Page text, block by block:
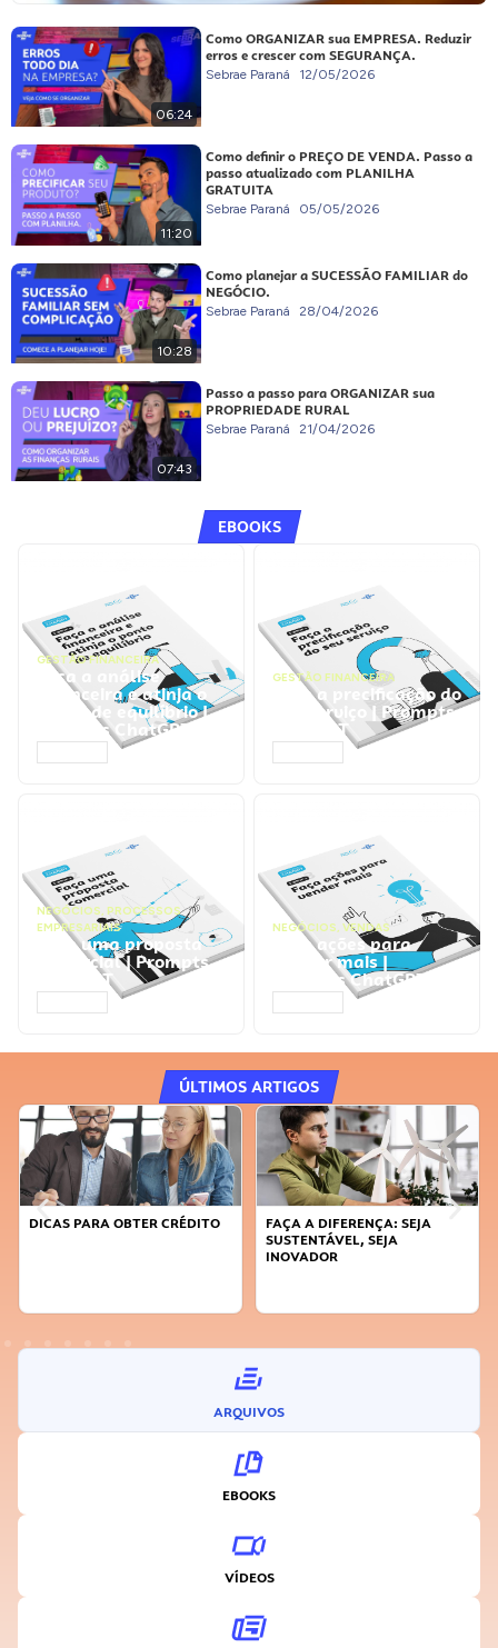
06:24
Como ORGANIZAR sua EMPRESA. Reduzir
erros e crescer com SEGURANÇA.
Sebrae Paraná 12/05/2026
11:20
Como definir o PREÇO DE VENDA. Passo a
passo atualizado com PLANILHA
GRATUITA
Sebrae Paraná 05/05/2026
10:28
Como planejar a SUCESSÃO FAMILIAR do
NEGÓCIO.
Sebrae Paraná 28/04/2026
07:43
Passo a passo para ORGANIZAR sua
PROPRIEDADE RURAL
Sebrae Paraná 21/04/2026
EBOOKS
GESTÃO FINANCEIRA
Faça a análise
financeira e atinja o
ponto de equilíbrio |
Prompts ChatGPT
GESTÃO FINANCEIRA
Faça a precificação do
seu serviço | Prompts
ChatGPT
NEGÓCIOS, PROCESSOS
EMPRESARIAIS
Faça uma proposta
comercial | Prompts
ChatGPT
NEGÓCIOS, VENDAS
Faça ações para
vender mais |
Prompts ChatGPT
ÚLTIMOS ARTIGOS
DICAS PARA OBTER CRÉDITO
FAÇA A DIFERENÇA: SEJA
SUSTENTÁVEL, SEJA
INOVADOR
ARQUIVOS
EBOOKS
VÍDEOS